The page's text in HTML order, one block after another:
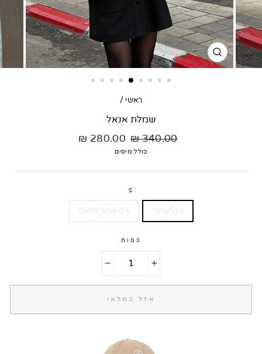
סגור
דגם
ראשי /
שמלת אנאל
מחיר
340.00 ₪
מחיר
מבצע
280.00 ₪
כולל מיסים
S
O.s שחור O.s אפור מלאנז
כמות
אזל במלאי